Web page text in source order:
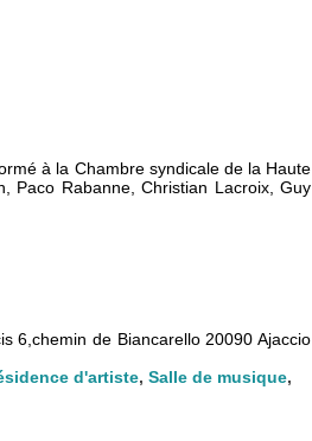
à la Chambre syndicale de la Haute
Paco Rabanne, Christian Lacroix, Guy
6,chemin de Biancarello 20090 Ajaccio
d'artiste, Salle de musique,